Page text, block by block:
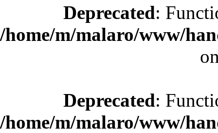
Deprecated:
/home/m/malaro/www/
Deprecated:
/home/m/malaro/www/